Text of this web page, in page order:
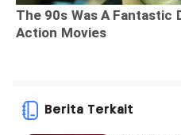
Berita Terkait